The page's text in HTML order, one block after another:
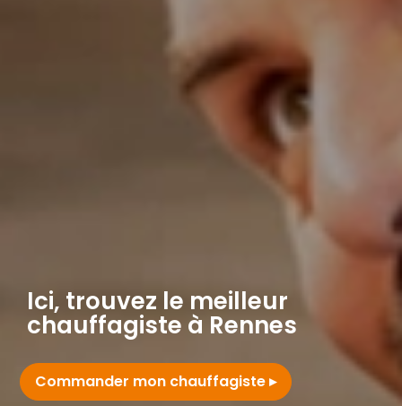
Ici, trouvez le meilleur
chauffagiste à Rennes
Commander mon chauffagiste